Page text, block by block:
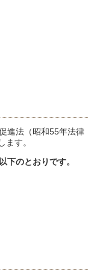
進法（昭和55年法律
す。
下のとおりです。